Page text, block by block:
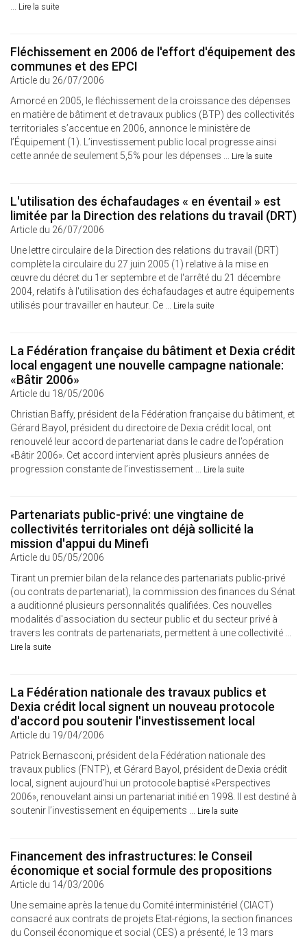
... Lire la suite
Fléchissement en 2006 de l'effort d'équipement des
communes et des EPCI
Article du 26/07/2006
Amorcé en 2005, le fléchissement de la croissance des dépenses
en matière de bâtiment et de travaux publics (BTP) des collectivités
territoriales s’accentue en 2006, annonce le ministère de
l’Équipement (1). L’investissement public local progresse ainsi
cette année de seulement 5,5% pour les dépenses ... Lire la suite
L'utilisation des échafaudages « en éventail » est
limitée par la Direction des relations du travail (DRT)
Article du 26/07/2006
Une lettre circulaire de la Direction des relations du travail (DRT)
complète la circulaire du 27 juin 2005 (1) relative à la mise en
œuvre du décret du 1er septembre et de l'arrêté du 21 décembre
2004, relatifs à l'utilisation des échafaudages et autre équipements
utilisés pour travailler en hauteur. Ce ... Lire la suite
La Fédération française du bâtiment et Dexia crédit
local engagent une nouvelle campagne nationale:
«Bâtir 2006»
Article du 18/05/2006
Christian Baffy, président de la Fédération française du bâtiment, et
Gérard Bayol, président du directoire de Dexia crédit local, ont
renouvelé leur accord de partenariat dans le cadre de l’opération
«Bâtir 2006». Cet accord intervient après plusieurs années de
progression constante de l’investissement ... Lire la suite
Partenariats public-privé: une vingtaine de
collectivités territoriales ont déjà sollicité la
mission d'appui du Minefi
Article du 05/05/2006
Tirant un premier bilan de la relance des partenariats public-privé
(ou contrats de partenariat), la commission des finances du Sénat
a auditionné plusieurs personnalités qualifiées. Ces nouvelles
modalités d'association du secteur public et du secteur privé à
travers les contrats de partenariats, permettent à une collectivité ...
Lire la suite
La Fédération nationale des travaux publics et
Dexia crédit local signent un nouveau protocole
d'accord pou soutenir l'investissement local
Article du 19/04/2006
Patrick Bernasconi, président de la Fédération nationale des
travaux publics (FNTP), et Gérard Bayol, président de Dexia crédit
local, signent aujourd’hui un protocole baptisé «Perspectives
2006», renouvelant ainsi un partenariat initié en 1998. Il est destiné à
soutenir l’investissement en équipements ... Lire la suite
Financement des infrastructures: le Conseil
économique et social formule des propositions
Article du 14/03/2006
Une semaine après la tenue du Comité interministériel (CIACT)
consacré aux contrats de projets Etat-régions, la section finances
du Conseil économique et social (CES) a présenté, le 13 mars